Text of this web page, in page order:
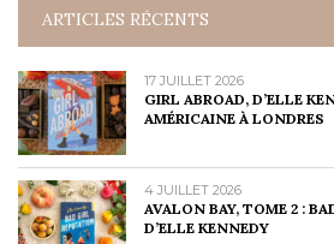
ARTICLES RÉCENTS
17 JUILLET 2026
GIRL ABROAD, D’ELLE
AMÉRICAINE À LONDRES
4 JUILLET 2026
AVALON BAY, TOME 2 :
D’ELLE KENNEDY